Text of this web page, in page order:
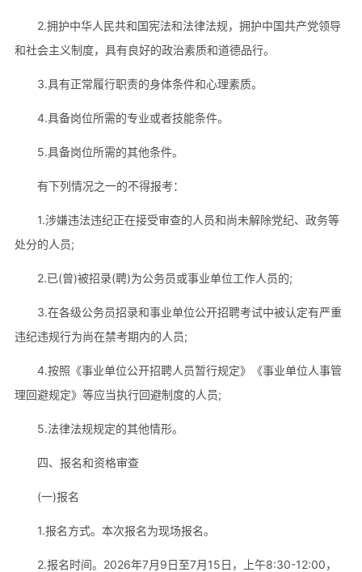
2.拥护中华人民共和国宪法和法律法规，拥护中国共产党领导
和社会主义制度，具有良好的政治素质和道德品行。
3.具有正常履行职责的身体条件和心理素质。
4.具备岗位所需的专业或者技能条件。
5.具备岗位所需的其他条件。
有下列情况之一的不得报考：
1.涉嫌违法违纪正在接受审查的人员和尚未解除党纪、政务等
处分的人员;
2.已(曾)被招录(聘)为公务员或事业单位工作人员的;
3.在各级公务员招录和事业单位公开招聘考试中被认定有严重
违纪违规行为尚在禁考期内的人员;
4.按照《事业单位公开招聘人员暂行规定》《事业单位人事管
理回避规定》等应当执行回避制度的人员;
5.法律法规规定的其他情形。
四、报名和资格审查
(一)报名
1.报名方式。本次报名为现场报名。
2.报名时间。2026年7月9日至7月15日，上午8:30-12:00，